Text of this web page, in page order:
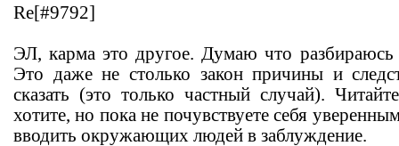
Re[#9792]
ЭЛ, карма это другое. Думаю что
Это даже не столько закон причины и
сказать (это только частный случай).
хотите, но пока не почувствуете себя
вводить окружающих людей в заблуждение.